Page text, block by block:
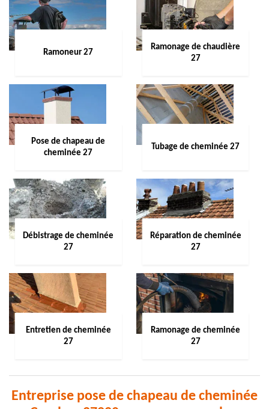
Ramoneur 27
Ramonage de chaudière
27
Pose de chapeau de
cheminée 27
Tubage de cheminée 27
Débistrage de cheminée
27
Réparation de cheminée
27
Entretien de cheminée
27
Ramonage de cheminée
27
Entreprise pose de chapeau de cheminée